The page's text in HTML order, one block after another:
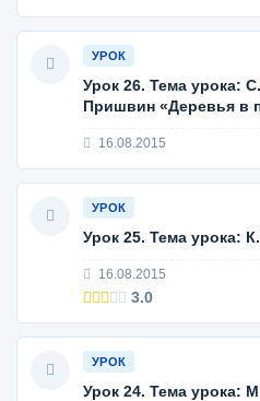
УРОК
Урок 26. Тема урока:
Пришвин «Деревья в
16.08.2015
УРОК
Урок 25. Тема урока:
16.08.2015
3.0
УРОК
Урок 24. Тема урока: